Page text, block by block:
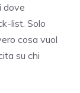
dove
list. Solo
cosa vuol
su chi